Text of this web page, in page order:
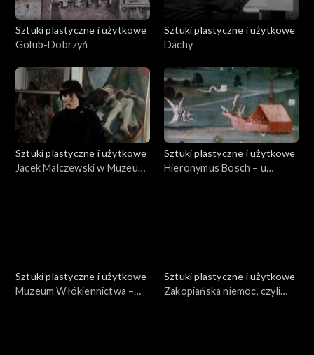
Sztuki plastyczne i użytkowe
Golub-Dobrzyń
Sztuki plastyczne i użytkowe
Dachy
Sztuki plastyczne i użytkowe
Jacek Malczewski w Muzeum
Sztuki plastyczne i użytkowe
Hieronymus Bosch – u
Sztuki plastyczne i użytkowe
Muzeum Włókiennictwa –
Sztuki plastyczne i użytkowe
Zakopiańska niemoc, czyli